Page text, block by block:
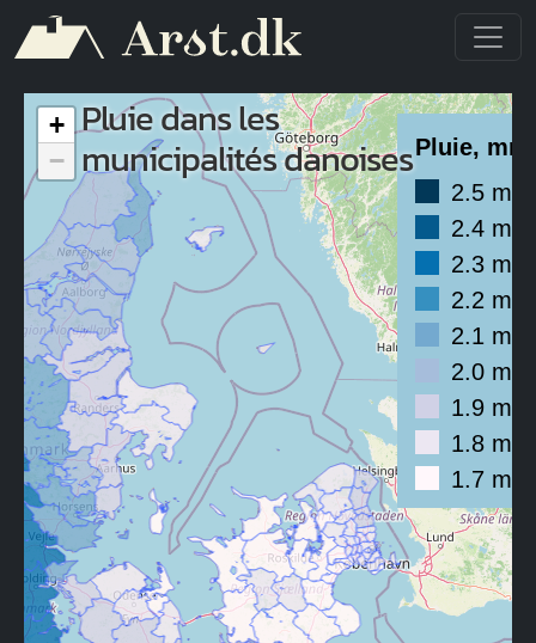
Pluie dans les
municipalités danoisesPluie,
2.5 mm
2.4 mm
2.3 mm
2.2 mm
2.1 mm
2.0 mm
1.9 mm
1.8 mm
1.7 mm
+
−